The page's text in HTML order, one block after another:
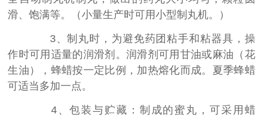
滑、饱满等。（小量生产时可用小型制丸机。）
3、制丸时，为避免药团粘手和粘器具，操
作时可用适量的润滑剂。润滑剂可用甘油或麻油（花
生油），蜂蜡按一定比例，加热熔化而成。夏季蜂蜡
可适当多加一点。
4、包装与贮藏：制成的蜜丸，可采用蜡